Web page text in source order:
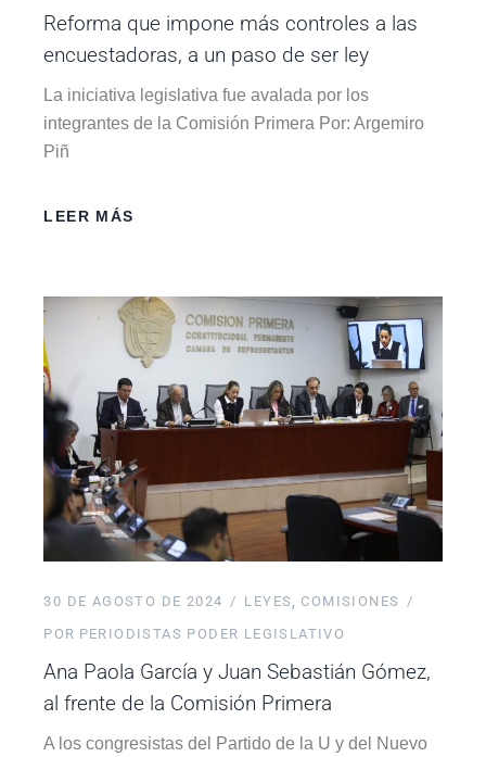
Reforma que impone más controles a las
encuestadoras, a un paso de ser ley
La iniciativa legislativa fue avalada por los
integrantes de la Comisión Primera Por: Argemiro
Piñ
LEER MÁS
30 DE AGOSTO DE 2024 LEYES
COMISIONES
POR PERIODISTAS PODER LEGISLATIVO
Ana Paola García y Juan Sebastián Gómez,
al frente de la Comisión Primera
A los congresistas del Partido de la U y del Nuevo